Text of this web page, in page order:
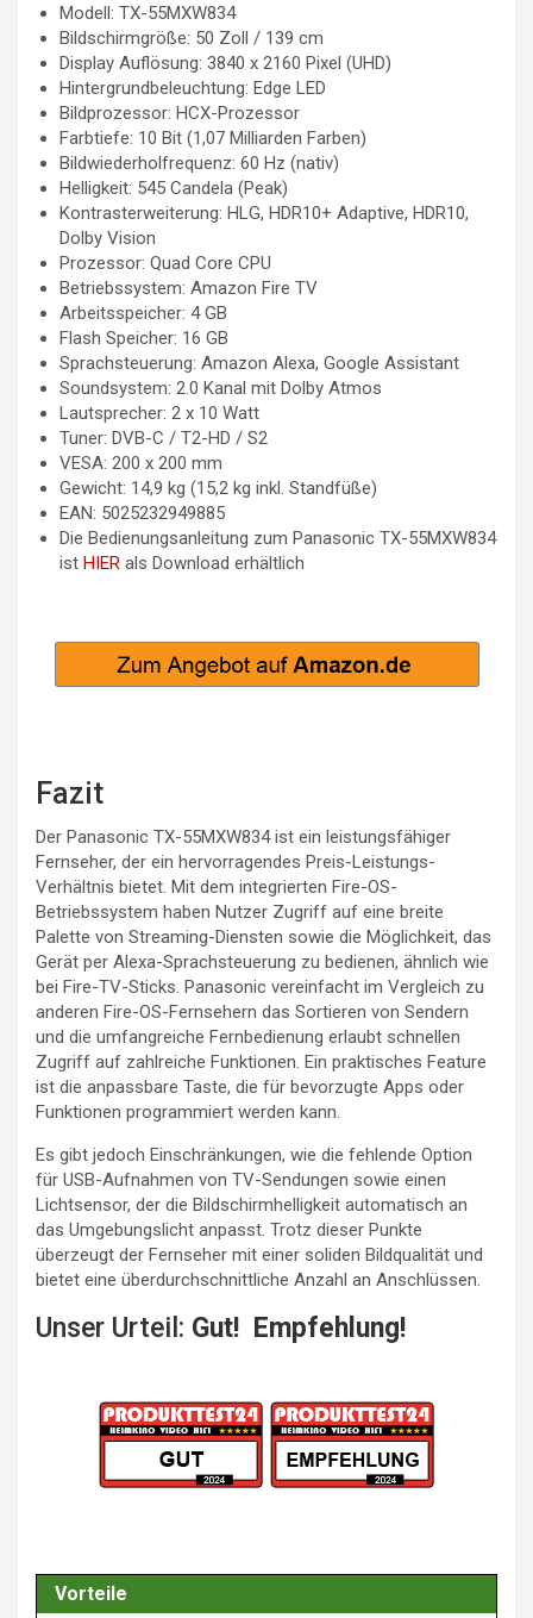
Modell: TX-55MXW834
Bildschirmgröße: 50 Zoll / 139 cm
Display Auflösung: 3840 x 2160 Pixel (UHD)
Hintergrundbeleuchtung: Edge LED
Bildprozessor: HCX-Prozessor
Farbtiefe: 10 Bit (1,07 Milliarden Farben)
Bildwiederholfrequenz: 60 Hz (nativ)
Helligkeit: 545 Candela (Peak)
Kontrasterweiterung: HLG, HDR10+ Adaptive, HDR10,
Dolby Vision
Prozessor: Quad Core CPU
Betriebssystem: Amazon Fire TV
Arbeitsspeicher: 4 GB
Flash Speicher: 16 GB
Sprachsteuerung: Amazon Alexa, Google Assistant
Soundsystem: 2.0 Kanal mit Dolby Atmos
Lautsprecher: 2 x 10 Watt
Tuner: DVB-C / T2-HD / S2
VESA: 200 x 200 mm
Gewicht: 14,9 kg (15,2 kg inkl. Standfüße)
EAN: 5025232949885
Die Bedienungsanleitung zum Panasonic TX-55MXW834
ist HIER als Download erhältlich
Fazit
Der Panasonic TX-55MXW834 ist ein leistungsfähiger
Fernseher, der ein hervorragendes Preis-Leistungs-
Verhältnis bietet. Mit dem integrierten Fire-OS-
Betriebssystem haben Nutzer Zugriff auf eine breite
Palette von Streaming-Diensten sowie die Möglichkeit, das
Gerät per Alexa-Sprachsteuerung zu bedienen, ähnlich wie
bei Fire-TV-Sticks. Panasonic vereinfacht im Vergleich zu
anderen Fire-OS-Fernsehern das Sortieren von Sendern
und die umfangreiche Fernbedienung erlaubt schnellen
Zugriff auf zahlreiche Funktionen. Ein praktisches Feature
ist die anpassbare Taste, die für bevorzugte Apps oder
Funktionen programmiert werden kann.
Es gibt jedoch Einschränkungen, wie die fehlende Option
für USB-Aufnahmen von TV-Sendungen sowie einen
Lichtsensor, der die Bildschirmhelligkeit automatisch an
das Umgebungslicht anpasst. Trotz dieser Punkte
überzeugt der Fernseher mit einer soliden Bildqualität und
bietet eine überdurchschnittliche Anzahl an Anschlüssen.
Unser Urteil: Gut! Empfehlung!
Vorteile